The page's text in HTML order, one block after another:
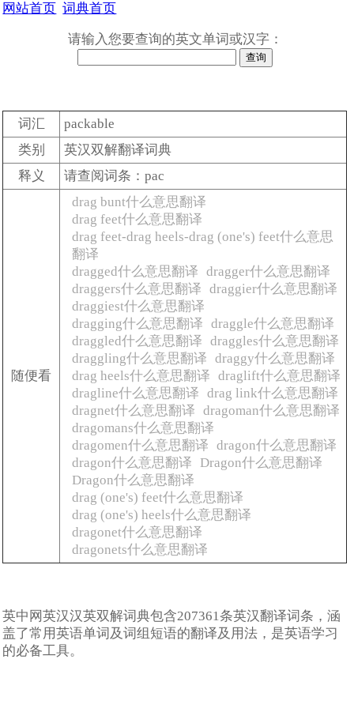
网站首页 词典首页
请输入您要查询的英文单词或汉字：
词汇
packable
类别
英汉双解翻译词典
释义
请查阅词条：pac
随便看
drag bunt什么意思翻译
drag feet什么意思翻译
drag feet-drag heels-drag (one's) feet什么意思
翻译
dragged什么意思翻译 dragger什么意思翻译
draggers什么意思翻译 draggier什么意思翻译
draggiest什么意思翻译
dragging什么意思翻译 draggle什么意思翻译
draggled什么意思翻译 draggles什么意思翻译
draggling什么意思翻译 draggy什么意思翻译
drag heels什么意思翻译 draglift什么意思翻译
dragline什么意思翻译 drag link什么意思翻译
dragnet什么意思翻译 dragoman什么意思翻译
dragomans什么意思翻译
dragomen什么意思翻译 dragon什么意思翻译
dragon什么意思翻译
Dragon什么意思翻译
Dragon什么意思翻译
drag (one's) feet什么意思翻译
drag (one's) heels什么意思翻译
dragonet什么意思翻译
dragonets什么意思翻译
英中网英汉汉英双解词典包含207361条英汉翻译词条，涵
盖了常用英语单词及词组短语的翻译及用法，是英语学习
的必备工具。